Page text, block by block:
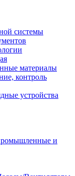
системы
материалы
контроль
устройства
и